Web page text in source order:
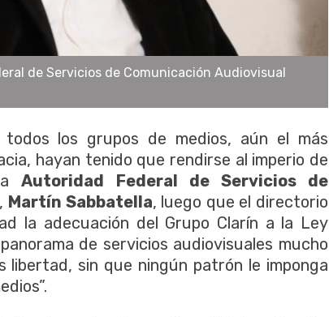
de Servicios de Comunicación Audiovisual
los grupos de medios, aún el más
hayan tenido que rendirse al imperio de
laAutoridad Federal de Servicios de
Martín Sabbatella, luego que el directorio
la adecuación del Grupo Clarín a la Ley
de servicios audiovisuales mucho
libertad, sin que ningún patrón le imponga